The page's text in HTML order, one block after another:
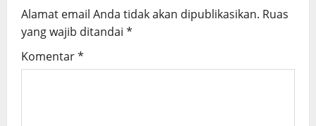
g
a
Alamat email Anda tidak akan dipublikasikan. Ruas
yang wajib ditandai *
Komentar*